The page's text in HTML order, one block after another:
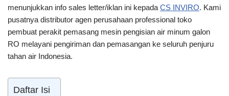
menunjukkan info sales letter/iklan ini kepada CS INVIRO. Kami
pusatnya distributor agen perusahaan professional toko
pembuat perakit pemasang mesin pengisian air minum galon
RO melayani pengiriman dan pemasangan ke seluruh penjuru
tahan air Indonesia.
Daftar Isi